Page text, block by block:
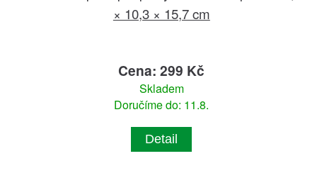
× 10,3 × 15,7 cm
Cena: 299 Kč
Skladem
Doručíme do: 11.8.
Detail